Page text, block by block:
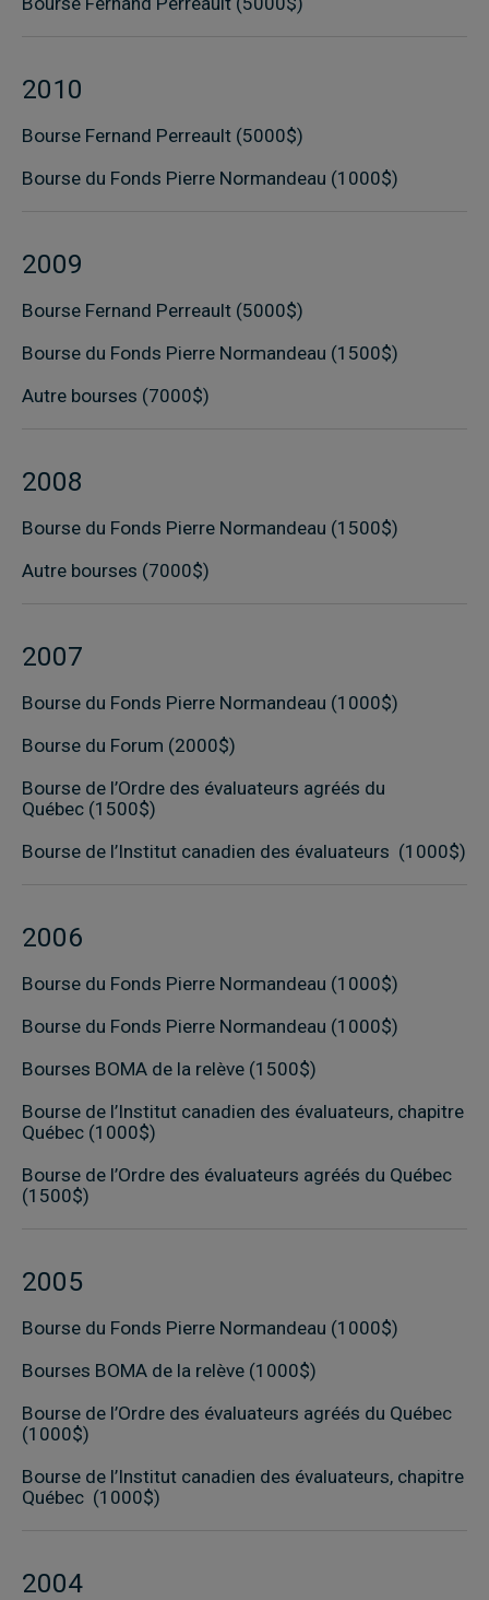
2010
Bourse Fernand Perreault (5000$)
Bourse du Fonds Pierre Normandeau (1000$)
2009
Bourse Fernand Perreault (5000$)
Bourse du Fonds Pierre Normandeau (1500$)
Autre bourses (7000$)
2008
Bourse du Fonds Pierre Normandeau (1500$)
Autre bourses (7000$)
2007
Bourse du Fonds Pierre Normandeau (1000$)
Bourse du Forum (2000$)
Bourse de l’Ordre des évaluateurs agréés du
Québec (1500$)
Bourse de l’Institut canadien des évaluateurs (1000$)
2006
Bourse du Fonds Pierre Normandeau (1000$)
Bourse du Fonds Pierre Normandeau (1000$)
Bourses BOMA de la relève (1500$)
Bourse de l’Institut canadien des évaluateurs, chapitre
Québec (1000$)
Bourse de l’Ordre des évaluateurs agréés du Québec
(1500$)
2005
Bourse du Fonds Pierre Normandeau (1000$)
Bourses BOMA de la relève (1000$)
Bourse de l’Ordre des évaluateurs agréés du Québec
(1000$)
Bourse de l’Institut canadien des évaluateurs, chapitre
Québec (1000$)
2004